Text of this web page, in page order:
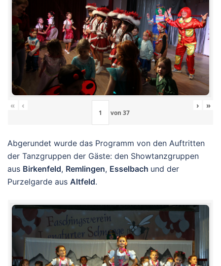
« ‹
von 37
› »
Abgerundet wurde das Programm von den Auftritten
der Tanzgruppen der Gäste: den Showtanzgruppen
aus Birkenfeld, Remlingen, Esselbach und der
Purzelgarde aus Altfeld.